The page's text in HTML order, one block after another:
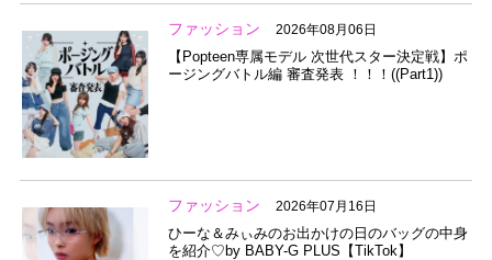
ファッション 2026年08月06日
【Popteen専属モデル 次世代スター決定戦】ポ
ージングバトル編 審査発表 ！！！((Part1))
ファッション 2026年07月16日
ひーな＆みぃみのお出かけの日のバッグの中身
を紹介♡by BABY-G PLUS【TikTok】